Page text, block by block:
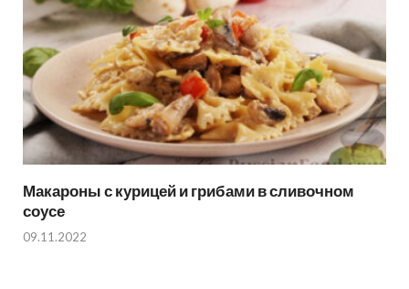
Макароны с курицей и грибами в сливочном
соусе
09.11.2022